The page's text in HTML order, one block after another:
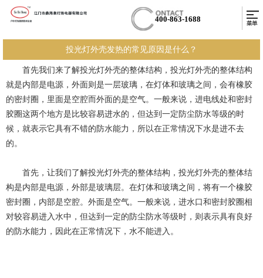
400-863-1688
投光灯外壳发热的常见原因是什么？
首先我们来了解投光灯外壳的整体结构，投光灯外壳的整体结构
就是内部是电源，外面则是一层玻璃，在灯体和玻璃之间，会有橡胶
的密封圈，里面是空腔而外面的是空气。一般来说，进电线处和密封
胶圈这两个地方是比较容易进水的，但达到一定防尘防水等级的时
候，就表示它具有不错的防水能力，所以在正常情况下水是进不去
的。
首先，让我们了解投光灯外壳的整体结构，投光灯外壳的整体结
构是内部是电源，外部是玻璃层。在灯体和玻璃之间，将有一个橡胶
密封圈，内部是空腔。外面是空气。一般来说，进水口和密封胶圈相
对较容易进入水中，但达到一定的防尘防水等级时，则表示具有良好
的防水能力，因此在正常情况下，水不能进入。